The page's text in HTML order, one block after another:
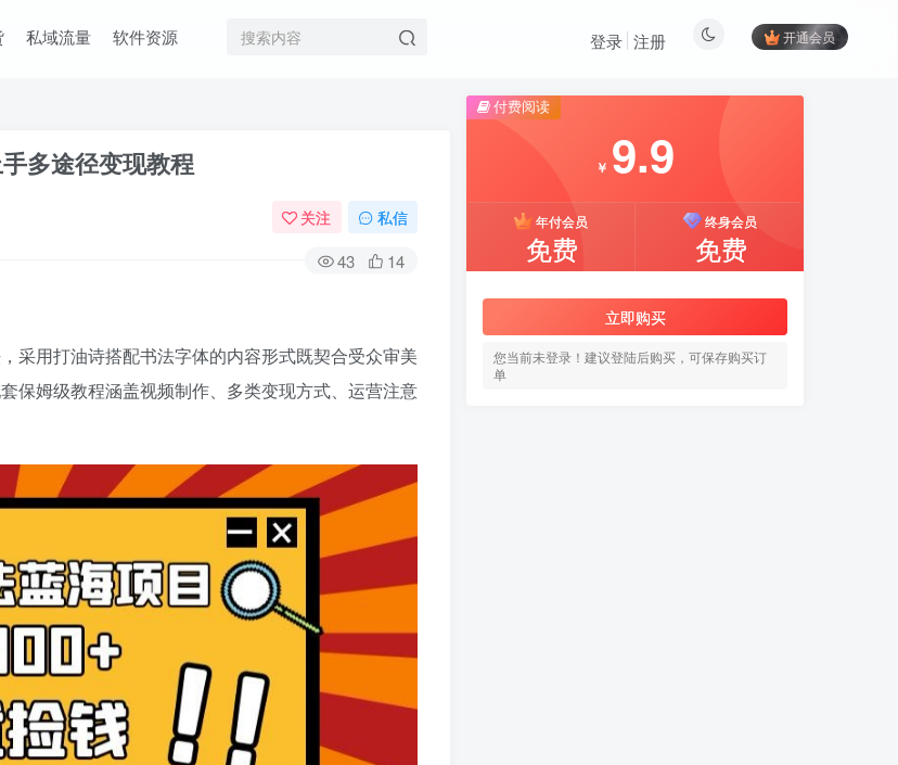
私域流量 软件资源 开通会员
登录 注册
多途径变现教程
关注 私信
43 14
采用打油诗搭配书法字体的内容形式既契合受众审美
保姆级教程涵盖视频制作、多类变现方式、运营注意
付费阅读
￥ 9.9
年付会员
免费
终身会员
免费
立即购买
您当前未登录！建议登陆后购买，可保存购买订
单